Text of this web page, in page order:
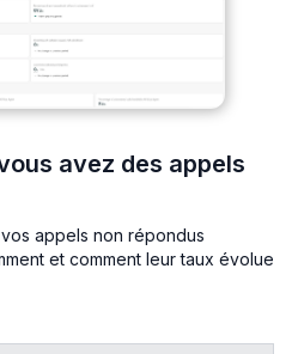
avez des appels
appels non répondus
et comment leur taux évolue